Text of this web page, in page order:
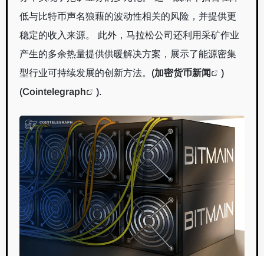
低与比特币声名狼藉的波动性相关的风险，并提供更
稳定的收入来源。 此外，马拉松公司还利用采矿作业
产生的多余热量提供供暖解决方案，展示了能源密集
型行业可持续发展的创新方法。 (加密货币新闻
)
(Cointelegraph ).